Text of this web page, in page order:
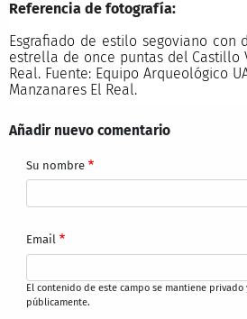
Referencia de fotografía:
Esgrafiado de estilo segoviano con
estrella de once puntas del Castillo
Real. Fuente: Equipo Arqueológico
Manzanares El Real.
Añadir nuevo comentario
Su nombre
Email
El contenido de este campo se mantiene privado
públicamente.